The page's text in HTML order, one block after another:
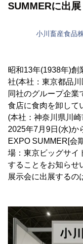
SUMMERに出展
小川畜産食品
昭和13年(1938年)創
社(本社：東京都品川
同社のグループ企業
食店に食肉を卸して
(本社：神奈川県川
2025年7月9日(水)か
EXPO SUMMER[会
場：東京ビッグサイ
することをお知らせ
展示会に出展するの